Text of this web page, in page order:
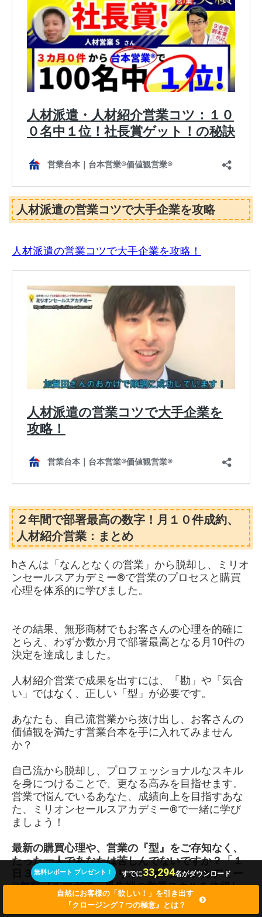
人材派遣の営業コツで大手企業を攻略
人材派遣の営業コツで大手企業を攻略！
２年間で部署最高の数字！月１０件成約、
人材紹介営業：まとめ
hさんは「なんとなくの営業」から脱却し、ミリオ
ンセールスアカデミー®で営業のプロセスと購買
心理を体系的に学びました。
その結果、無形商材でもお客さんの心理を的確に
とらえ、わずか数か月で部署最高となる月10件の
決定を達成しました。
人材紹介営業で成果を出すには、「勘」や「気合
い」ではなく、正しい「型」が必要です。
あなたも、自己流営業から抜け出し、お客さんの
価値観を満たす営業台本を手に入れてみません
か？
自己流から脱却し、プロフェッショナルなスキル
を身につけることで、更なる高みを目指せます。
営業で悩んでいるあなた、成績向上を目指すあな
た、ミリオンセールスアカデミー®で一緒に学び
ましょう！
最新の購買心理や、営業の『型』をご存知なく、
たった一人であなたは苦しんでないですか？「１
日３分で売れる！」ミリオンセールスアカデミー
®︎無料メルマガで、最先端の営業スキルを体得し
て売上アップしてくださいね↓
無料レポート プレゼント！ すでに33,294名がダウンロード
自然にお客様の「欲しい！」を引き出す
『クロージング７つの極意』とは？